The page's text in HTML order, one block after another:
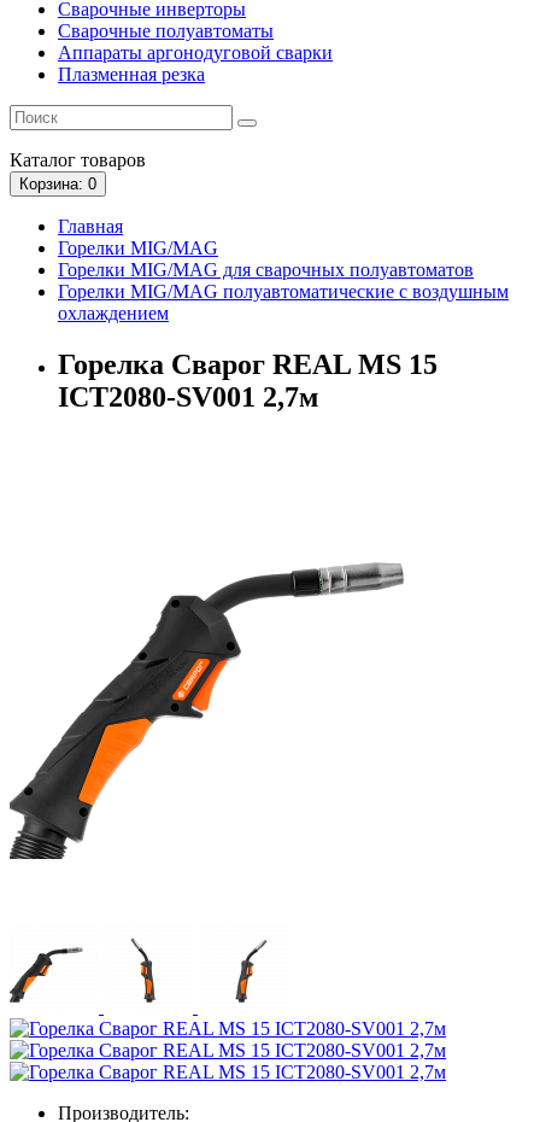
Сварочные инверторы
Сварочные полуавтоматы
Аппараты аргонодуговой сварки
Плазменная резка
Каталог товаров
Корзина: 0
Главная
Горелки MIG/MAG
Горелки MIG/MAG для сварочных полуавтоматов
Горелки MIG/MAG полуавтоматические с воздушным
охлаждением
Горелка Сварог REAL MS 15
ICT2080-SV001 2,7м
Производитель: